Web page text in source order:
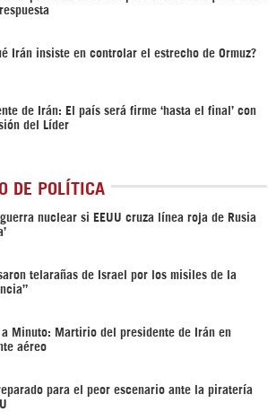
Irán insiste en controlar el estrecho de Ormuz?
de Irán: El país será firme ‘hasta el final’ con
del Líder
DE POLÍTICA
guerra nuclear si EEUU cruza línea roja de Rusia
telarañas de Israel por los misiles de la
a Minuto: Martirio del presidente de Irán en
aéreo
para el peor escenario ante la piratería